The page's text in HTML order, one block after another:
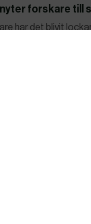
forskare till
har det blivit
mot påstådda
både för
blasfemi slogs på
polis.
i kamp
EU på väg att
flickor.Historiskt
internt motstånd